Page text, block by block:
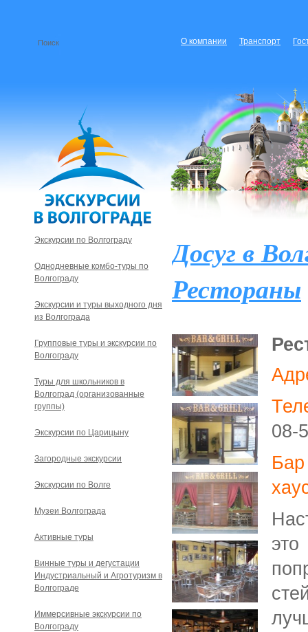
О компании Транспорт
Досуг в
Рестораны
08-
Бар
Экскурсии по Волгограду
Однодневные комбо-туры по
Волгограду
Экскурсии и туры выходного дня
из Волгограда
Групповые туры и экскурсии по
Волгограду
Туры для школьников в
Волгоград (организованные
группы)
Экскурсии по Царицыну
Загородные экскурсии
Экскурсии по Волге
Музеи Волгограда
Активные туры
Винные туры и дегустации
Индустриальный и Агротуризм в
Волгограде
Иммерсивные экскурсии по
Волгограду